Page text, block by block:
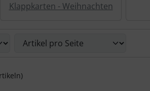
Klappkarten - Weihnachten